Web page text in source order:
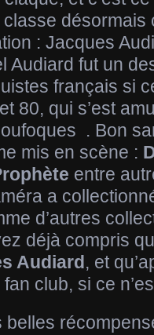
désormais
: Jacques
Audiard fut un
français si
80, qui s’est
. Bon
mis en scène :
entre
a
d’autres
déjà compris
Audiard, et
club, si ce
belles